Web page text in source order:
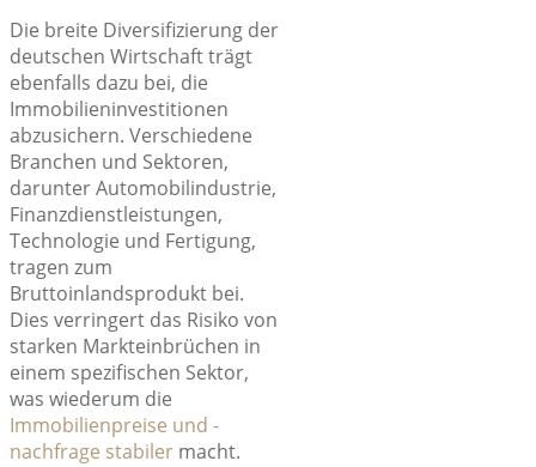
Die breite Diversifizierung der
deutschen Wirtschaft trägt
ebenfalls dazu bei, die
Immobilieninvestitionen
abzusichern. Verschiedene
Branchen und Sektoren,
darunter Automobilindustrie,
Finanzdienstleistungen,
Technologie und Fertigung,
tragen zum
Bruttoinlandsprodukt bei.
Dies verringert das Risiko von
starken Markteinbrüchen in
einem spezifischen Sektor,
was wiederum die
Immobilienpreise und -
nachfrage stabiler macht.